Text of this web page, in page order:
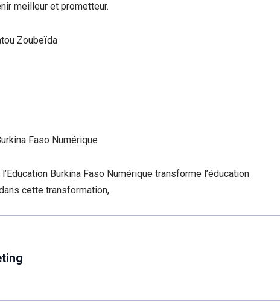
meilleur et prometteur.
Zoubeïda
Faso Numérique
Burkina Faso Numérique transforme l’éducation
cette transformation,